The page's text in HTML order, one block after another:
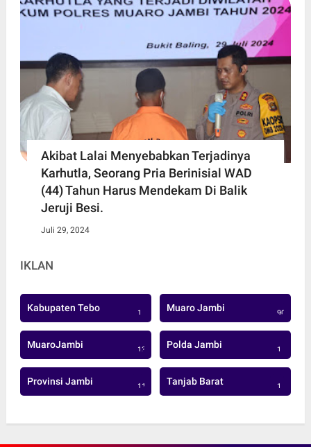
Akibat Lalai Menyebabkan Terjadinya
Karhutla, Seorang Pria Berinisial WAD
(44) Tahun Harus Mendekam Di Balik
Jeruji Besi.
Juli 29, 2024
IKLAN
Kabupaten Tebo 1 Muaro Jambi 906
MuaroJambi 137 Polda Jambi 1
Provinsi Jambi 113 Tanjab Barat 1